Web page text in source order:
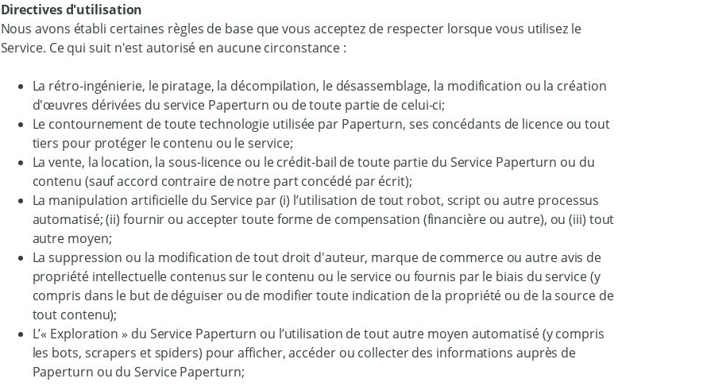
Directives d'utilisation
Nous avons établi certaines règles de base que vous acceptez de respecter lorsque vous utilisez le
Service. Ce qui suit n'est autorisé en aucune circonstance :
La rétro-ingénierie, le piratage, la décompilation, le désassemblage, la modification ou la création
d'œuvres dérivées du service Paperturn ou de toute partie de celui-ci;
Le contournement de toute technologie utilisée par Paperturn, ses concédants de licence ou tout
tiers pour protéger le contenu ou le service;
La vente, la location, la sous-licence ou le crédit-bail de toute partie du Service Paperturn ou du
contenu (sauf accord contraire de notre part concédé par écrit);
La manipulation artificielle du Service par (i) l’utilisation de tout robot, script ou autre processus
automatisé; (ii) fournir ou accepter toute forme de compensation (financière ou autre), ou (iii) tout
autre moyen;
La suppression ou la modification de tout droit d'auteur, marque de commerce ou autre avis de
propriété intellectuelle contenus sur le contenu ou le service ou fournis par le biais du service (y
compris dans le but de déguiser ou de modifier toute indication de la propriété ou de la source de
tout contenu);
L’« Exploration » du Service Paperturn ou l’utilisation de tout autre moyen automatisé (y compris
les bots, scrapers et spiders) pour afficher, accéder ou collecter des informations auprès de
Paperturn ou du Service Paperturn;